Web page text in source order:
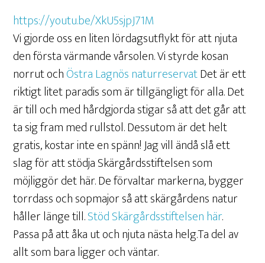
https://youtu.be/XkU5sjpJ71M
Vi gjorde oss en liten lördagsutflykt för att njuta
den första värmande vårsolen. Vi styrde kosan
norrut ochÖstra Lagnös naturreservatDet är ett
riktigt litet paradis som är tillgängligt för alla. Det
är till och med hårdgjorda stigar så att det går att
ta sig fram med rullstol. Dessutom är det helt
gratis, kostar inte en spänn! Jag vill ändå slå ett
slag för att stödja Skärgårdsstiftelsen som
möjliggör det här. De förvaltar markerna, bygger
torrdass och sopmajor så att skärgårdens natur
håller länge till.Stöd Skärgårdsstiftelsen här.
Passa på att åka ut och njuta nästa helg.Ta del av
allt som bara ligger och väntar.